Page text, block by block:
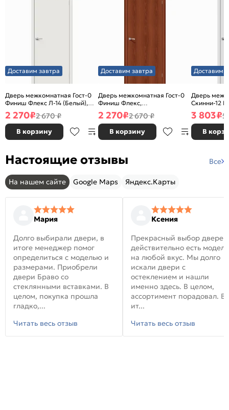
Доставим завтра
Дверь межкомнатная Гост-0
Финиш Флекс Л-14 (Белый),
глухая, каркасно-щитовая
2 270₽2 670 ₽
В корзину
Доставим завтра
Дверь межкомнатная Гост-0
Финиш Флекс,
Ламинированные Л-11
(ИталОрех), глухая, каркасно-
щитовая
2 270₽2 670 ₽
В корзину
Доставим
Дверь
Скинни-12
глухая,
3 803₽5
В
Настоящие отзывы Все
На нашем сайте Google Maps Яндекс.Карты
Мария
Долго выбирали двери, в
итоге менеджер помог
определиться с моделью и
размерами. Приобрели
двери Браво со
стеклянными вставками. В
целом, покупка прошла
гладко,...
Читать весь отзыв
Ксения
Прекрасный выбор
действительно есть модели
на любой вкус. Мы долго
искали двери с
остеклением и нашли
именно здесь. В целом,
ассортимент порадовал. В
ит...
Читать весь отзыв